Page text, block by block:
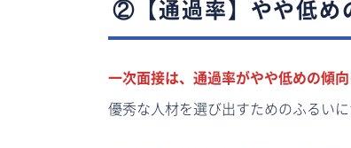
②【通過率】やや低め
一次面接は、通過率がやや低めの傾向
優秀な人材を選び出すためのふるいに